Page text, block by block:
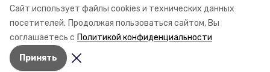
Сайт использует файлы cookies и технических данных
посетителей. Продолжая пользоваться сайтом, Вы
соглашаетесь с Политикой конфиденциальности
Принять
Каспийском море детей и бросился на помощь. По
возвращении домой, отважного мальчика
пригласили в министерство образования края и
наградили. Корреспондент «Победы26» пообщался
с юным героем.
Фото: ГУ МЧС по СК